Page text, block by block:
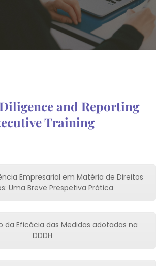
and Reporting
Training
Empresarial em Matéria de Direitos
Uma Breve Prespetiva Prática
da Eficácia das Medidas adotadas na
DDDH